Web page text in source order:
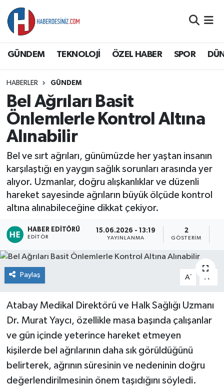
GÜNDEM TEKNOLOJİ ÖZEL HABER SPOR
HABERLER GÜNDEM
Bel Ağrıları Basit
Önlemlerle Kontrol Altına
Alınabilir
Bel ve sırt ağrıları, günümüzde her yaştan insanın
karşılaştığı en yaygın sağlık sorunları arasında yer
alıyor. Uzmanlar, doğru alışkanlıklar ve düzenli
hareket sayesinde ağrıların büyük ölçüde kontrol
altına alınabileceğine dikkat çekiyor.
HABER EDITÖRÜ
EDITÖR
15.06.2026 - 13:19
YAYINLANMA
2
GÖSTERIM
Paylaş A- A
Atabay Medikal Direktörü ve Halk Sağlığı Uzmanı
Dr. Murat Yaycı, özellikle masa başında çalışanlar
ve gün içinde yeterince hareket etmeyen
kişilerde bel ağrılarının daha sık görüldüğünü
belirterek, ağrının süresinin ve nedeninin doğru
değerlendirilmesinin önem taşıdığını söyledi.
GÜNDEM
ÖZEL HABER
SAĞLIK
SİYASET
YAŞAM
Trafik Durumu
Süper Lig Puan Durumu ve Fikstür
Tüm Manşetler
Son Dakika Haberleri